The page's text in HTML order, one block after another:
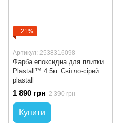
−21%
Артикул: 2538316098
Фарба епоксидна для плитки
Plastall™ 4.5кг Світло-сірий
plastall
1 890 грн 2 390 грн
Купити